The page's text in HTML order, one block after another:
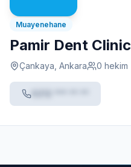
Muayenehane
Pamir Dent Clinic
Çankaya, Ankara 0 hekim